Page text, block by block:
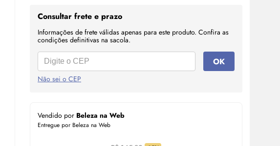
Consultar frete e prazo
Informações de frete válidas apenas para este produto. Confira as
condições definitivas na sacola.
OK
Não sei o CEP
Vendido por Beleza na Web
Entregue por Beleza na Web